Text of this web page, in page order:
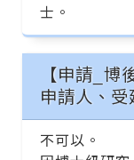
士。
【申請_博
申請人、受
不可以。